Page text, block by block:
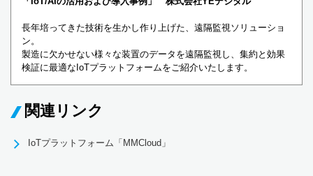
⻑年培ってきた技術を⽣かし作り上げた、遠隔監視ソリューショ
ン。
製造に⽋かせない様々な装置のデータを遠隔監視し、集約と効果
検証に最適なIoTプラットフォームをご紹介いたします。
関連リンク
IoTプラットフォーム「MMCloud」